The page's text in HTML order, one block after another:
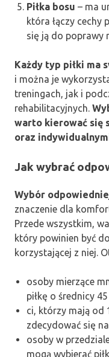
Piłka bosu – ma
która łączy cechy
się ją do poprawy
Każdy typ piłki ma
i można je
treningach, jak i
rehabilitacyjnych.
warto kierować się
oraz
Jak wybrać
Wybór
znaczenie dla
Przede wszystkim,
który powinien być
korzystającej z niej.
osoby mierzące
piłkę o średnicy 45
ci, którzy mają od
zdecydować się
osoby w
mogą wybierać